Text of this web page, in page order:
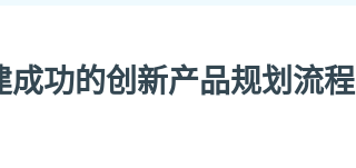
功的创新产品规划流程